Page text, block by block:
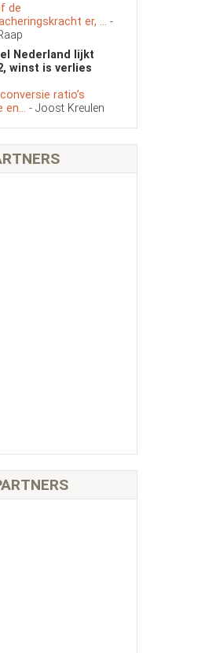
de
er, ... -
Nederland lijkt
winst is verlies
ratio’s
en... - Joost Kreulen